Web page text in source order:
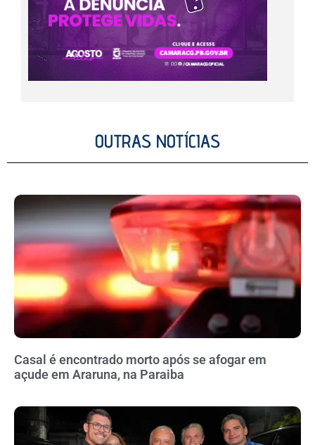
OUTRAS NOTÍCIAS
Casal é encontrado morto após se afogar em
açude em Araruna, na Paraiba